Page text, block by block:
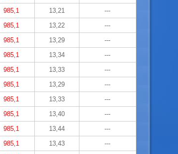
985,1 13,21
---
985,1 13,22
---
985,1 13,29
---
985,1 13,34
---
985,1 13,33
---
985,1 13,29
---
985,1 13,33
---
985,1 13,40
---
985,1 13,44
---
985,1 13,43
---